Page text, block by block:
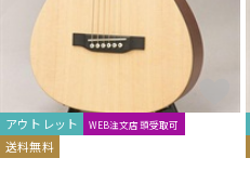
アウトレット WEB注文店頭受取可
送料無料